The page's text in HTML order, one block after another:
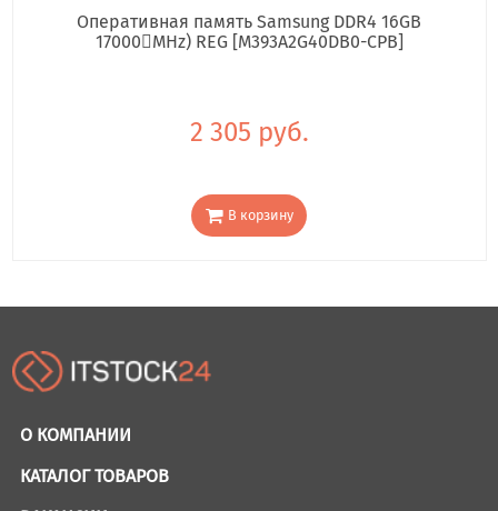
Оперативная память Samsung DDR4 16GB
17000񢋕MHz) REG [M393A2G40DB0-CPB]
2 305 руб.
В корзину
О КОМПАНИИ
КАТАЛОГ ТОВАРОВ